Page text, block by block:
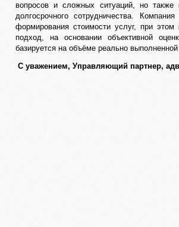
вопросов и сложных ситуаций, но также
долгосрочного сотрудничества.
формирования стоимости услуг, при
подход, на основании объективной
базируется на объёме реально выполненной
С уважением, Управляющий партнер,